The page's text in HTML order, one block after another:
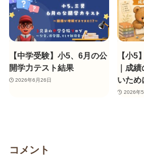
【中学受験】小5、6月の公
開学力テスト結果
2026年6月26日
【小5
｜成
いため
2026年
コメント